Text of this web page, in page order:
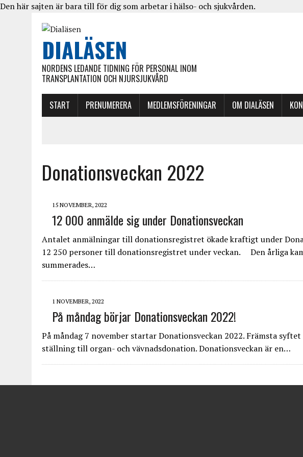
Den här sajten är bara till för dig som arbetar i hälso- och sjukvården.
DIALÄSEN
NORDENS LEDANDE TIDNING FÖR PERSONAL INOM
TRANSPLANTATION OCH NJURSJUKVÅRD
START PRENUMERERA MEDLEMSFÖRENINGAR OM DIALÄSEN
Donationsveckan 2022
15 NOVEMBER, 2022
12 000 anmälde sig under Donationsveckan
Antalet anmälningar till donationsregistret ökade kraftigt under
12 250 personer till donationsregistret under veckan. Den årliga
summerades…
1 NOVEMBER, 2022
På måndag börjar Donationsveckan 2022!
På måndag 7 november startar Donationsveckan 2022. Främsta
ställning till organ- och vävnadsdonation. Donationsveckan är en…